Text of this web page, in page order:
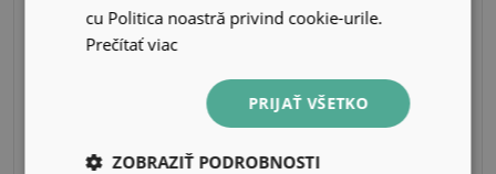
cu Politica noastră privind cookie-urile.
Prečítať viac
PRIJAŤ VŠETKO
ZOBRAZIŤ PODROBNOSTI